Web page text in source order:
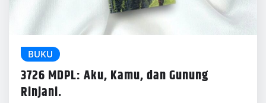
BUKU
3726 MDPL: Aku, Kamu, dan Gunung
Rinjani.